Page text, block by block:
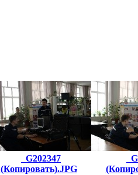
_G202347
(Копировать).JPG